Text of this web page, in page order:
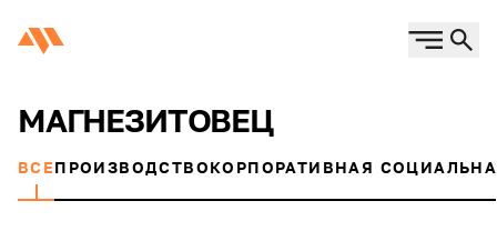
МАГНЕЗИТОВЕЦ
ВСЕПРОИЗВОДСТВОКОРПОРАТИВНАЯ